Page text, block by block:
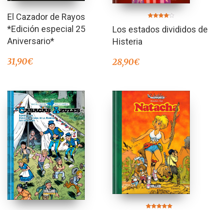
El Cazador de Rayos
*Edición especial 25
Aniversario*
31,90€
en
4.00
Los estados divididos de
Histeria
28,90€